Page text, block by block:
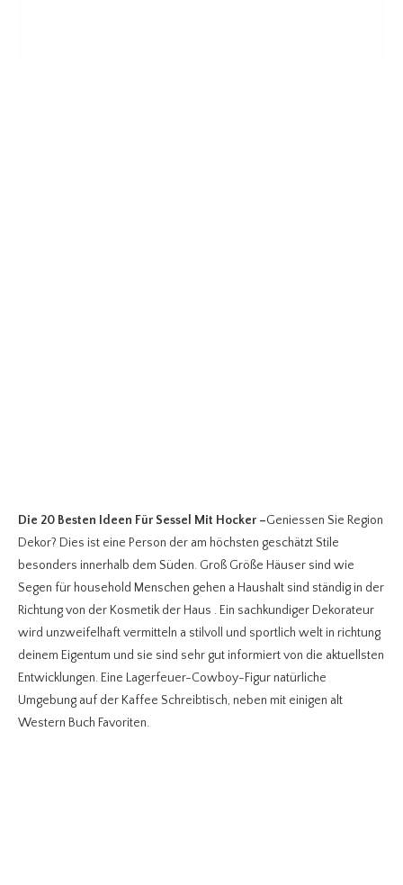
Die 20 Besten Ideen Für Sessel Mit Hocker –Geniessen Sie Region
Dekor? Dies ist eine Person der am höchsten geschätzt Stile
besonders innerhalb dem Süden. Groß Größe Häuser sind wie
Segen für household Menschen gehen a Haushalt sind ständig in der
Richtung von der Kosmetik der Haus . Ein sachkundiger Dekorateur
wird unzweifelhaft vermitteln a stilvoll und sportlich welt in richtung
deinem Eigentum und sie sind sehr gut informiert von die aktuellsten
Entwicklungen. Eine Lagerfeuer-Cowboy-Figur natürliche
Umgebung auf der Kaffee Schreibtisch, neben mit einigen alt
Western Buch Favoriten.